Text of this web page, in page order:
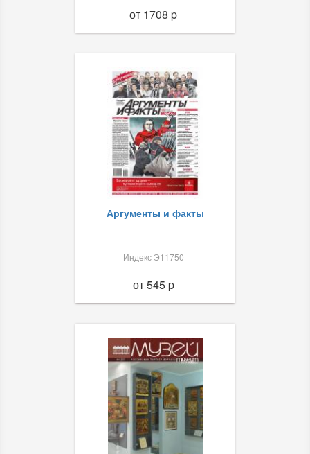
от 1708 p
Аргументы и факты
Индекс Э11750
от 545 p